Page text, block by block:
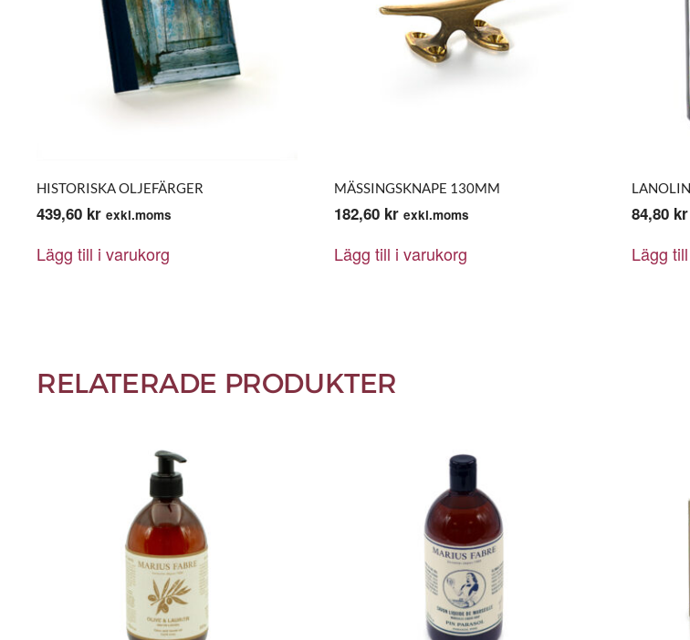
HISTORISKA OLJEFÄRGER
439,60 kr exkl.moms
Lägg till i varukorg
MÄSSINGSKNAPE 130MM
182,60 kr exkl.moms
Lägg till i varukorg
84,80 kr
Lägg
RELATERADE PRODUKTER